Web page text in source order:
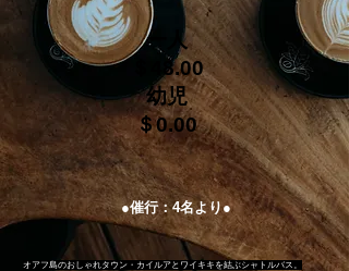
一人
＄48.00
幼児
＄0.00
●催行：4名より●
オアフ島のおしゃれタウン・カイルアとワイキキを結ぶシャトルバス。